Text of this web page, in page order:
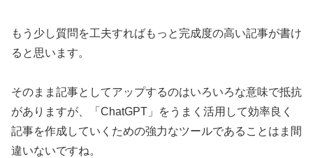
もう少し質問を工夫すればもっと完成度の高い記事が書け
ると思います。
そのまま記事としてアップするのはいろいろな意味で抵抗
がありますが、「ChatGPT」をうまく活用して効率良く
記事を作成していくための強力なツールであることはま間
違いないですね。